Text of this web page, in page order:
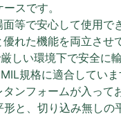
スです。
等で安心して使用で
れた機能を両立させ
しい環境下で安全に輸
規格に適合していま
ンフォームが入って
と、切り込み無しの